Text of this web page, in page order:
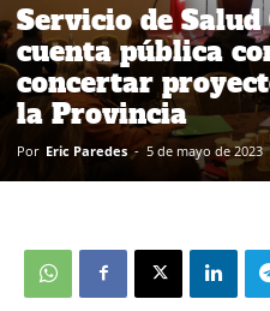
Servicio de
cuenta pública
concertar
la Provincia
Por Eric Paredes - 5 de mayo de 2023